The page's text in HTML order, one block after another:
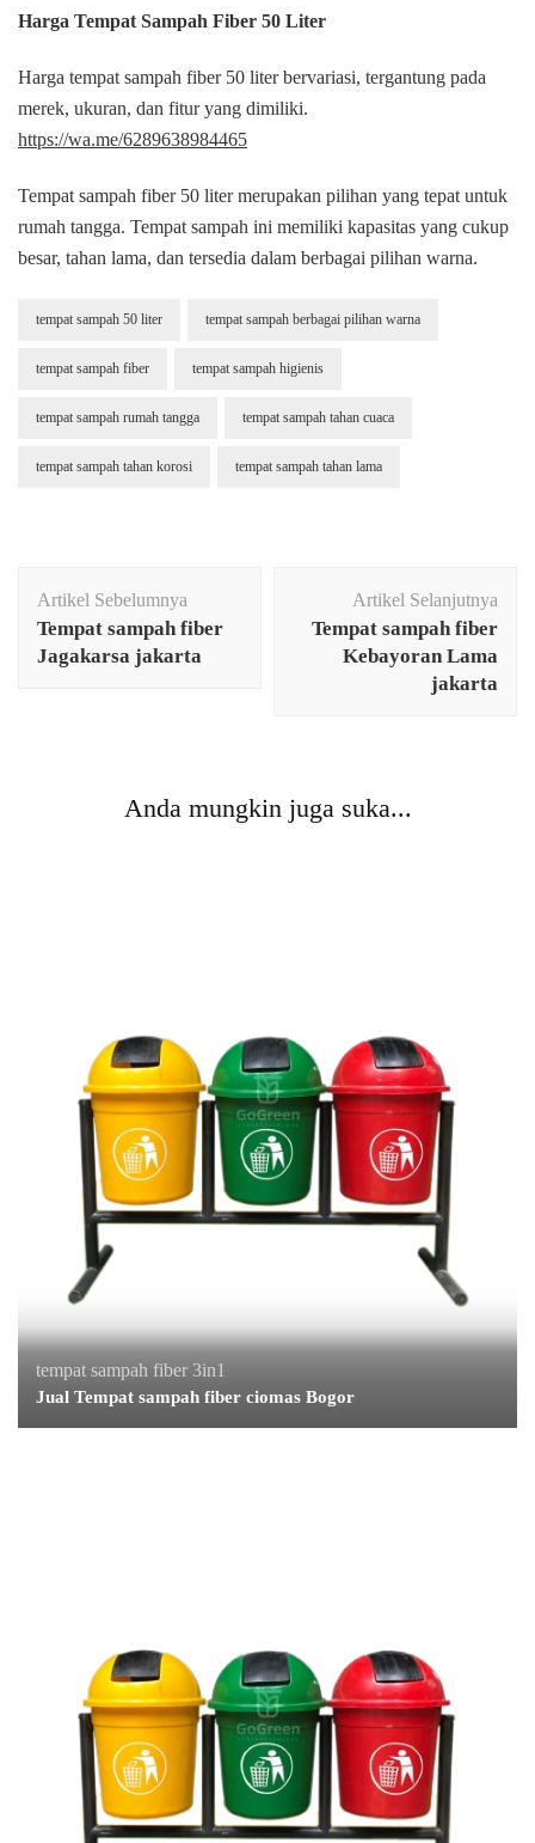
Harga Tempat Sampah Fiber 50 Liter
Harga tempat sampah fiber 50 liter bervariasi, tergantung pada
merek, ukuran, dan fitur yang dimiliki.
https://wa.me/6289638984465
Tempat sampah fiber 50 liter merupakan pilihan yang tepat untuk
rumah tangga. Tempat sampah ini memiliki kapasitas yang cukup
besar, tahan lama, dan tersedia dalam berbagai pilihan warna.
tempat sampah 50 liter tempat sampah berbagai pilihan warna
tempat sampah fiber tempat sampah higienis
tempat sampah rumah tangga tempat sampah tahan cuaca
tempat sampah tahan korosi tempat sampah tahan lama
Artikel
Artikel Sebelumnya
Tempat sampah fiber
Jagakarsa jakarta
Artikel Selanjutnya
Tempat sampah fiber
Kebayoran Lama
jakarta
Anda mungkin juga suka...
tempat sampah fiber 3in1
Jual Tempat sampah fiber ciomas Bogor